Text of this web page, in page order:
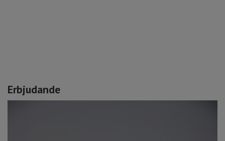
Erbjudande